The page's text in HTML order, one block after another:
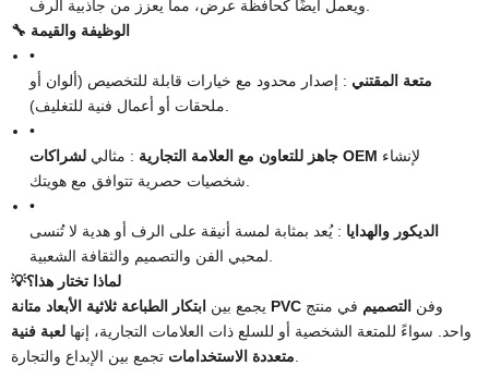
🔧 الوظيفة والقيمة
•
متعة المقتني : إصدار محدود مع خيارات قابلة للتخصيص (ألوان أو
•
جاهز للتعاون مع العلامة التجارية : مثالي لشراكات OEM
•
الديكور والهدايا : يُعد بمثابة لمسة أنيقة على الرف أو هدية لا تُنسى
💡لماذا تختار هذا؟
يجمع بين ابتكار الطباعة ثلاثية الأبعاد متانة PVC وفن التصميم في منتج
واحد. سواءً للمتعة الشخصية أو للسلع ذات العلامات التجارية، إنها لعبة فنية
متعددة الاستخدامات